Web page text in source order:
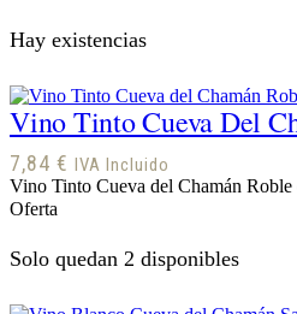
Hay existencias
Vino Tinto Cueva Del
7,84 € IVA Incluido
Vino Tinto Cueva del Chamán Roble
Oferta
Solo quedan 2 disponibles